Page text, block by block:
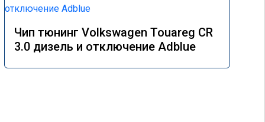
Чип тюнинг Volkswagen Touareg CR
3.0 дизель и отключение Adblue